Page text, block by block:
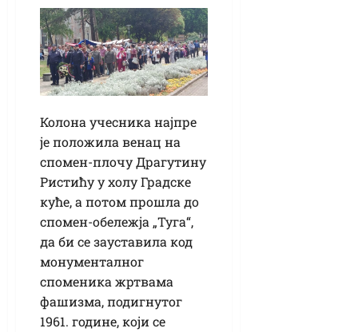
Колона учесника најпре
је положила венац на
спомен-плочу Драгутину
Ристићу у холу Градске
куће, а потом прошла до
спомен-обележја „Туга“,
да би се зауставила код
монументалног
споменика жртвама
фашизма, подигнутог
1961. године, који се